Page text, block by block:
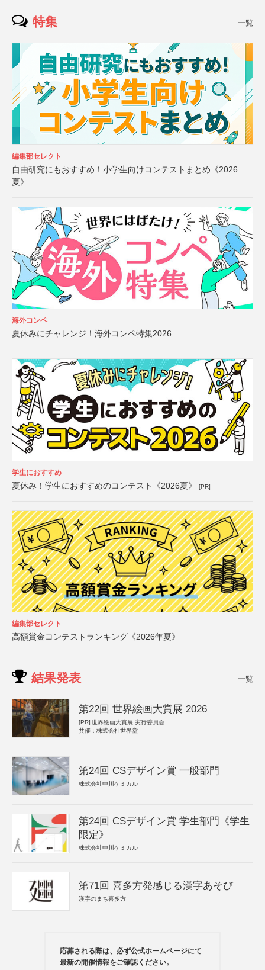
特集 一覧
編集部セレクト
自由研究にもおすすめ！小学生向けコンテストまとめ《2026
夏》
海外コンペ
夏休みにチャレンジ！海外コンペ特集2026
学生におすすめ
夏休み！学生におすすめのコンテスト《2026夏》 [PR]
編集部セレクト
高額賞金コンテストランキング《2026年夏》
結果発表 一覧
第22回 世界絵画大賞展 2026
[PR] 世界絵画大賞展 実行委員会
共催：株式会社世界堂
第24回 CSデザイン賞 一般部門
株式会社中川ケミカル
第24回 CSデザイン賞 学生部門《学生
限定》
株式会社中川ケミカル
第71回 喜多方発感じる漢字あそび
漢字のまち喜多方
応募される際は、必ず公式ホームページにて
最新の開催情報をご確認ください。